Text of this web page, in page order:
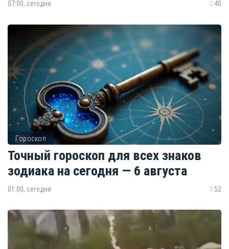
07:00, сегодня 40
Гороскоп
Точный гороскоп для всех знаков
зодиака на сегодня — 6 августа
01:00, сегодня 52